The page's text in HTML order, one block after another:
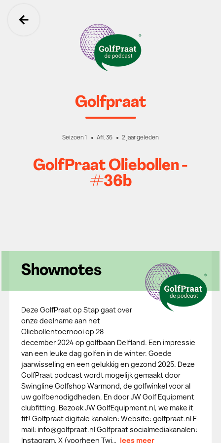
Ga terug
Golfpraat
Seizoen 1 Afl. 36 2 jaar geleden
GolfPraat Oliebollen -
#36b
Shownotes
Deze GolfPraat op Stap gaat over
onze deelname aan het
Oliebollentoernooi op 28
december 2024 op golfbaan Delfland. Een impressie
van een leuke dag golfen in de winter. Goede
jaarwisseling en een gelukkig en gezond 2025. Deze
GolfPraat podcast wordt mogelijk gemaakt door
Swingline Golfshop Warmond, de golfwinkel voor al
uw golfbenodigdheden. En door JW Golf Equipment
clubfitting. Bezoek JW GolfEquipment.nl, we make it
fit! Golfpraat digitale kanalen: Website: golfpraat.nl E-
mail: info@golfpraat.nl Golfpraat socialmediakanalen:
Instagram, X (voorheen Twi… lees meer